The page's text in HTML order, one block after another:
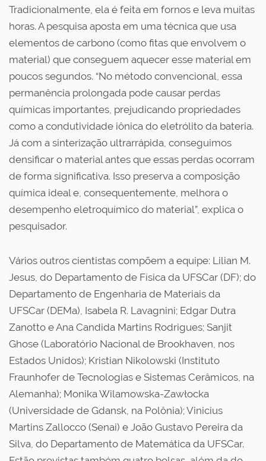
Tradicionalmente, ela é feita em fornos e leva muitas
horas. A pesquisa aposta em uma técnica que usa
elementos de carbono (como fitas que envolvem o
material) que conseguem aquecer esse material em
poucos segundos. “No método convencional, essa
permanência prolongada pode causar perdas
químicas importantes, prejudicando propriedades
como a condutividade iônica do eletrólito da bateria.
Já com a sinterização ultrarrápida, conseguimos
densificar o material antes que essas perdas ocorram
de forma significativa. Isso preserva a composição
química ideal e, consequentemente, melhora o
desempenho eletroquímico do material”, explica o
pesquisador.
Vários outros cientistas compõem a equipe: Lilian M.
Jesus, do Departamento de Física da UFSCar (DF); do
Departamento de Engenharia de Materiais da
UFSCar (DEMa), Isabela R. Lavagnini; Edgar Dutra
Zanotto e Ana Candida Martins Rodrigues; Sanjit
Ghose (Laboratório Nacional de Brookhaven, nos
Estados Unidos); Kristian Nikolowski (Instituto
Fraunhofer de Tecnologias e Sistemas Cerâmicos, na
Alemanha); Monika Wilamowska-Zawłocka
(Universidade de Gdansk, na Polônia); Vinicius
Martins Zallocco (Senai) e João Gustavo Pereira da
Silva, do Departamento de Matemática da UFSCar.